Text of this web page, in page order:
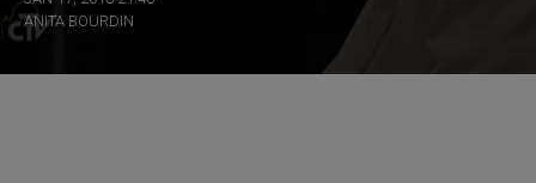
ANITA BOURDIN